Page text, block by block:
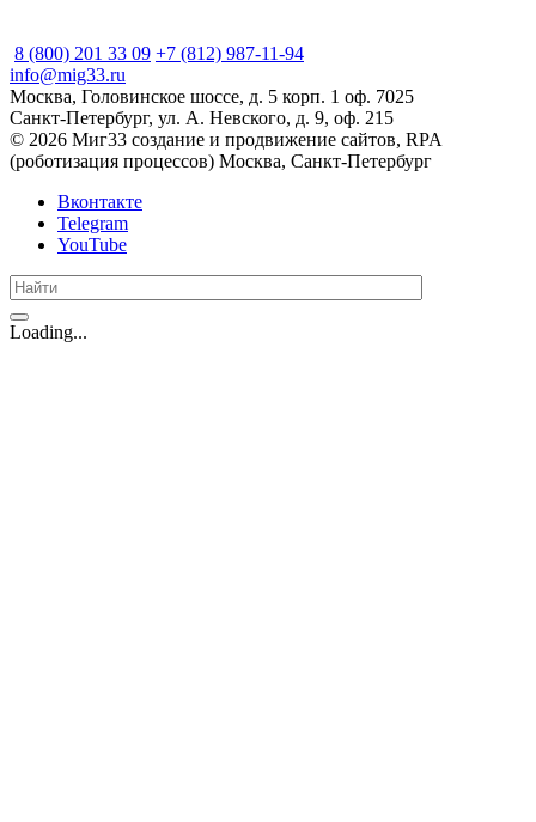
8 (800) 201 33 09 +7 (812) 987-11-94
info@mig33.ru
Москва, Головинское шоссе, д. 5 корп. 1 оф. 7025
Санкт-Петербург, ул. А. Невского, д. 9, оф. 215
© 2026 Миг33 создание и продвижение сайтов, RPA
(pоботизация процессов) Москва, Санкт-Петербург
Вконтакте
Telegram
YouTube
Loading...